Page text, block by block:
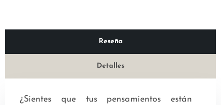
Reseña
Detalles
¿Sientes que tus pensamientos están